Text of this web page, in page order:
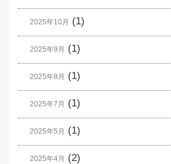
2025年10月 (1)
2025年9月 (1)
2025年8月 (1)
2025年7月 (1)
2025年5月 (1)
2025年4月 (2)